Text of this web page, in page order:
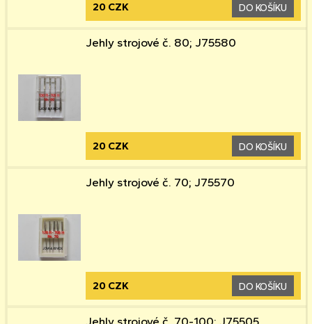
20 CZK DO KOŠÍKU
Jehly strojové č. 80; J75580
20 CZK DO KOŠÍKU
Jehly strojové č. 70; J75570
20 CZK DO KOŠÍKU